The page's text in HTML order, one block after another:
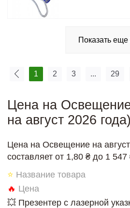
Показать еще
1 2 3 ... 29
Цена на
на август 2026 года)
Цена на Освещение на
составляет от 1,80 ₴ до 1 547
⭐ Название товара
🔥 Цена
💥 Презентер с лазерной